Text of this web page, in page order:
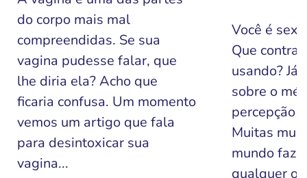
do corpo mais mal
compreendidas. Se sua
vagina pudesse falar, que
lhe diria ela? Acho que
ficaria confusa. Um momento
vemos um artigo que fala
para desintoxicar sua
vagina...
Você é
Que
usando? Já
sobre o
percepção
Muitas
mundo
qualquer